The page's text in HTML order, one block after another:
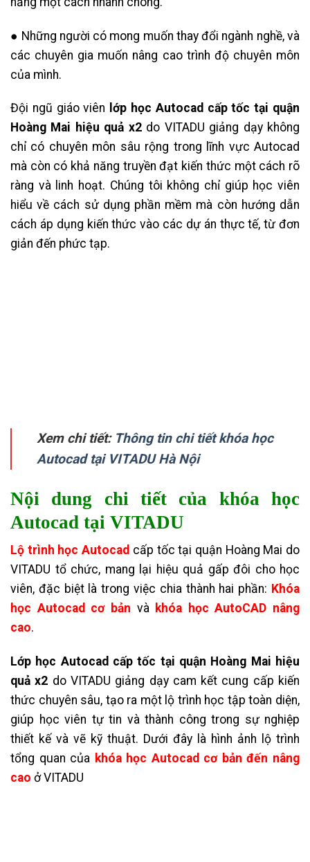
● Những người có mong muốn thay đổi ngành nghề, và
các chuyên gia muốn nâng cao trình độ chuyên môn
của mình.
Đội ngũ giáo viên lớp học Autocad cấp tốc tại quận
Hoàng Mai hiệu quả x2 do VITADU giảng dạy không
chỉ có chuyên môn sâu rộng trong lĩnh vực Autocad
mà còn có khả năng truyền đạt kiến thức một cách rõ
ràng và linh hoạt. Chúng tôi không chỉ giúp học viên
hiểu về cách sử dụng phần mềm mà còn hướng dẫn
cách áp dụng kiến thức vào các dự án thực tế, từ đơn
giản đến phức tạp.
Xem chi tiết: Thông tin chi tiết khóa học
Autocad tại VITADU Hà Nội
Nội dung chi tiết của khóa học
Autocad tại VITADU
Lộ trình học Autocad cấp tốc tại quận Hoàng Mai do
VITADU tổ chức, mang lại hiệu quả gấp đôi cho học
viên, đặc biệt là trong việc chia thành hai phần: Khóa
học Autocad cơ bản và khóa học AutoCAD nâng
cao.
Lớp học Autocad cấp tốc tại quận Hoàng Mai hiệu
quả x2 do VITADU giảng dạy cam kết cung cấp kiến
thức chuyên sâu, tạo ra một lộ trình học tập toàn diện,
giúp học viên tự tin và thành công trong sự nghiệp
thiết kế và vẽ kỹ thuật. Dưới đây là hình ảnh lộ trình
tổng quan của khóa học Autocad cơ bản đến nâng
cao ở VITADU